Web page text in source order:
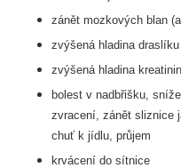
zánět mozkových blan
zvýšená hladina
zvýšená hladina
bolest v nadbřišku,
zvracení, zánět sliznice
chuť k jídlu, průjem
krvácení do sítnice